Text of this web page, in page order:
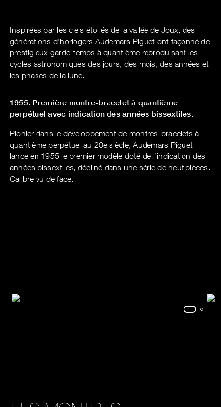
Inspirées par les ciels étoilés de la vallée de Joux, des
générations d’horlogers Audemars Piguet ont façonné de
prestigieux garde-temps à quantième reproduisant les
cycles astronomiques des jours, des mois, des années et
les phases de la lune.
1955. Première montre-bracelet à quantième
perpétuel avec indication des années bissextiles.
Pionier dans le développement de montres-bracelets à
quantième perpétuel au 20e siècle, Audemars Piguet
lance en 1955 le premier modèle doté de l’indication des
années bissextiles, décliné dans une série de neuf pièces.
Calibre vu de face.